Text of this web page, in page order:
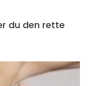
du den rette